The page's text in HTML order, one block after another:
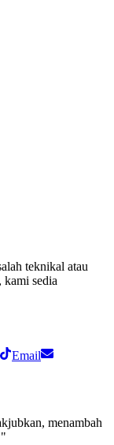
teknikal atau
kami sedia
Email
menambah